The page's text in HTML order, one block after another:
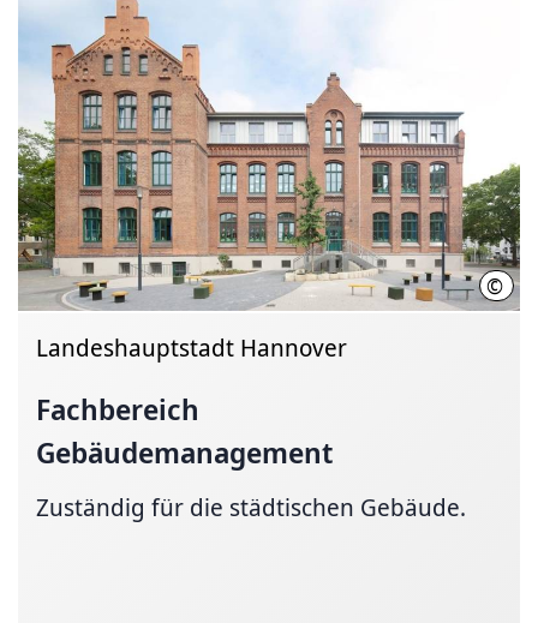
© LHH
Landeshauptstadt Hannover
Fachbereich
Gebäudemanagement
Zuständig für die städtischen Gebäude.